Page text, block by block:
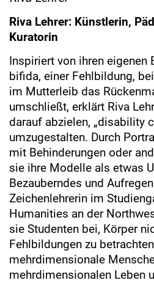
Riva Lehrer: Künstlerin,
Kuratorin
Inspiriert von ihren eigenen
bifida, einer Fehlbildung,
im Mutterleib das
umschließt, erklärt Riva
darauf abzielen, „disability
umzugestalten. Durch
mit Behinderungen oder
sie ihre Modelle als etwas
Bezauberndes und
Zeichenlehrerin im
Humanities an der
sie Studenten bei, Körper
Fehlbildungen zu
mehrdimensionale
mehrdimensionalen Leben